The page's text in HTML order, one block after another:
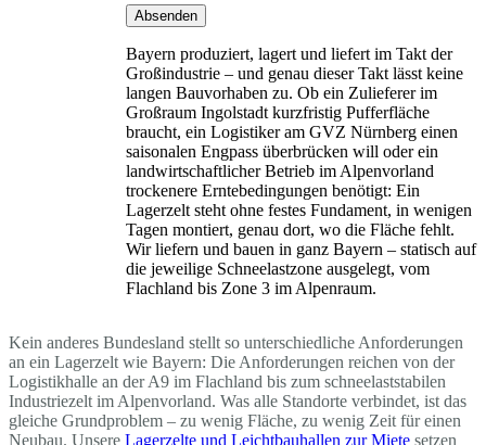
Absenden
Bayern produziert, lagert und liefert im Takt der
Großindustrie – und genau dieser Takt lässt keine
langen Bauvorhaben zu. Ob ein Zulieferer im
Großraum Ingolstadt kurzfristig Pufferfläche
braucht, ein Logistiker am GVZ Nürnberg einen
saisonalen Engpass überbrücken will oder ein
landwirtschaftlicher Betrieb im Alpenvorland
trockenere Erntebedingungen benötigt: Ein
Lagerzelt steht ohne festes Fundament, in wenigen
Tagen montiert, genau dort, wo die Fläche fehlt.
Wir liefern und bauen in ganz Bayern – statisch auf
die jeweilige Schneelastzone ausgelegt, vom
Flachland bis Zone 3 im Alpenraum.
Kein anderes Bundesland stellt so unterschiedliche Anforderungen
an ein Lagerzelt wie Bayern: Die Anforderungen reichen von der
Logistikhalle an der A9 im Flachland bis zum schneelaststabilen
Industriezelt im Alpenvorland. Was alle Standorte verbindet, ist das
gleiche Grundproblem – zu wenig Fläche, zu wenig Zeit für einen
Neubau. Unsere Lagerzelte und Leichtbauhallen zur Miete setzen